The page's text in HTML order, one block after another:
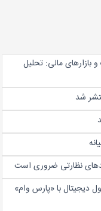
مالی: تحلیل
نظارتی ضروری است
دیجیتال با «پارس وام»